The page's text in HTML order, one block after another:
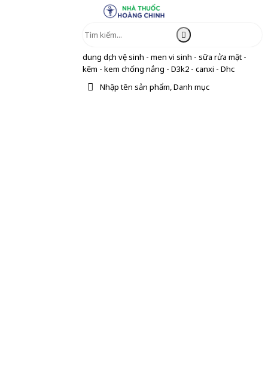
dung dịch vệ sinh - men vi sinh - sữa rửa mặt -
kẽm - kem chống nắng - D3k2 - canxi - Dhc
Nhập tên sản phẩm, Danh mục